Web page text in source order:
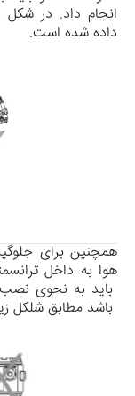
انجام داد. در
داده شده است.
همچنین برای
هوا به داخل
باید به نحوی
باشد مطابق شلکل